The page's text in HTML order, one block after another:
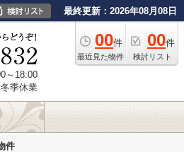
最終更新：2026年08月08日
00件
最近見た物件
00件
検討リスト
～18:00
季休業
件